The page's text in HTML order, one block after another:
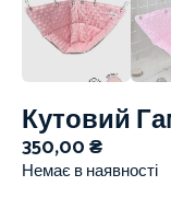
Кутовий
350,00₴
Немає в наявності